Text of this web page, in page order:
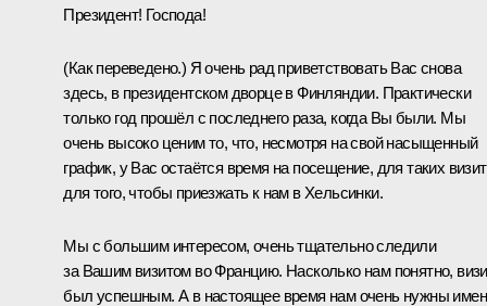
Президент! Господа!
(Как переведено.) Я очень рад приветствовать Вас снова
здесь, в президентском дворце в Финляндии. Практически
только год прошёл с последнего раза, когда Вы были. Мы
очень высоко ценим то, что, несмотря на свой насыщенный
график, у Вас остаётся время на посещение, для таких
для того, чтобы приезжать к нам в Хельсинки.
Мы с большим интересом, очень тщательно следили
за Вашим визитом во Францию. Насколько нам понятно,
был успешным. А в настоящее время нам очень нужны